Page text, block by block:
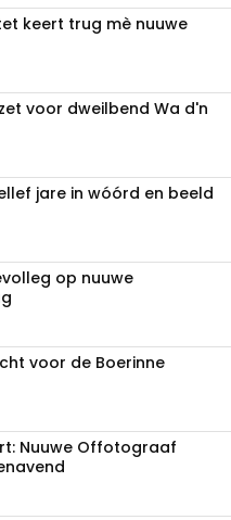
keert trug mè nuuwe
voor dweilbend Wa d'n
jare in wóórd en beeld
op nuuwe
voor de Boerinne
Nuuwe Offotograaf